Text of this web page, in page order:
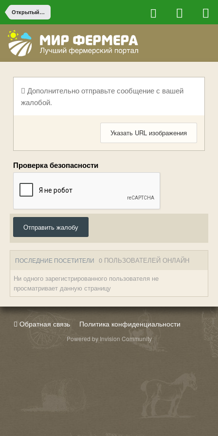
Открытый грунт
Дополнительно отправьте сообщение с вашей
жалобой.
Указать URL изображения
Проверка безопасности
Отправить жалобу
ПОСЛЕДНИЕ ПОСЕТИТЕЛИ 0 ПОЛЬЗОВАТЕЛЕЙ ОНЛАЙН
Ни одного зарегистрированного пользователя не
просматривает данную страницу
Обратная связь Политика конфиденциальности
Powered by Invision Community